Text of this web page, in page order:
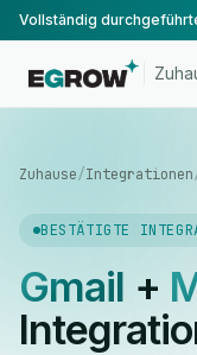
Zuhause/Integrationen
BESTÄTIGTE
Gmail +